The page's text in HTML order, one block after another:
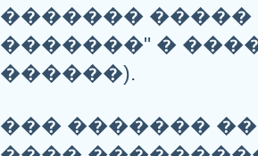
������� �����
�������" �
������).
��� �������